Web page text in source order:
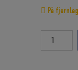
På
FORTØJNING
FLETTET